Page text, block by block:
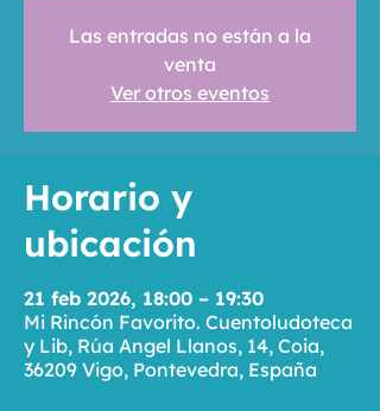
Las entradas no están a la
venta
Ver otros eventos
Horario y
ubicación
21 feb 2026, 18:00 – 19:30
Mi Rincón Favorito. Cuentoludoteca
y Lib, Rúa Angel Llanos, 14, Coia,
36209 Vigo, Pontevedra, España